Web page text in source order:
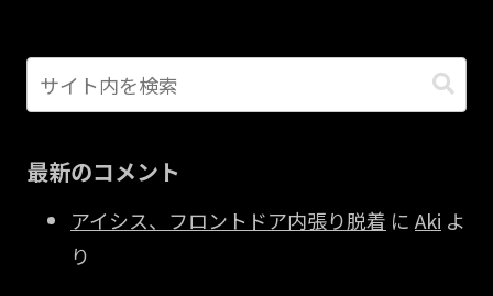
最新のコメント
アイシス、フロントドア内張り脱着 に Aki よ
り